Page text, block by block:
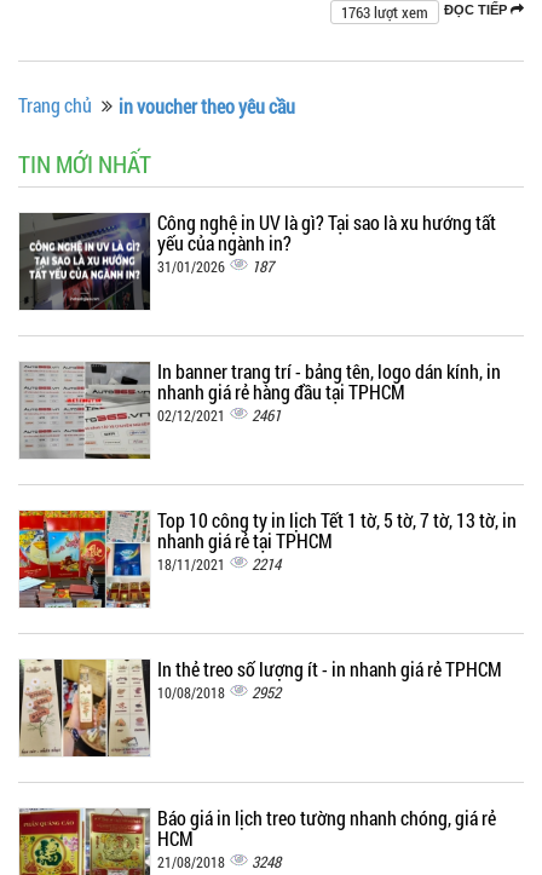
ĐỌC TIẾP
1763 lượt xem
Trang chủ in voucher theo yêu cầu
TIN MỚI NHẤT
Công nghệ in UV là gì? Tại sao là xu hướng tất
yếu của ngành in?
31/01/2026 187
In banner trang trí - bảng tên, logo dán kính, in
nhanh giá rẻ hàng đầu tại TPHCM
02/12/2021 2461
Top 10 công ty in lịch Tết 1 tờ, 5 tờ, 7 tờ, 13 tờ, in
nhanh giá rẻ tại TPHCM
18/11/2021 2214
In thẻ treo số lượng ít - in nhanh giá rẻ TPHCM
10/08/2018 2952
Báo giá in lịch treo tường nhanh chóng, giá rẻ
HCM
21/08/2018 3248